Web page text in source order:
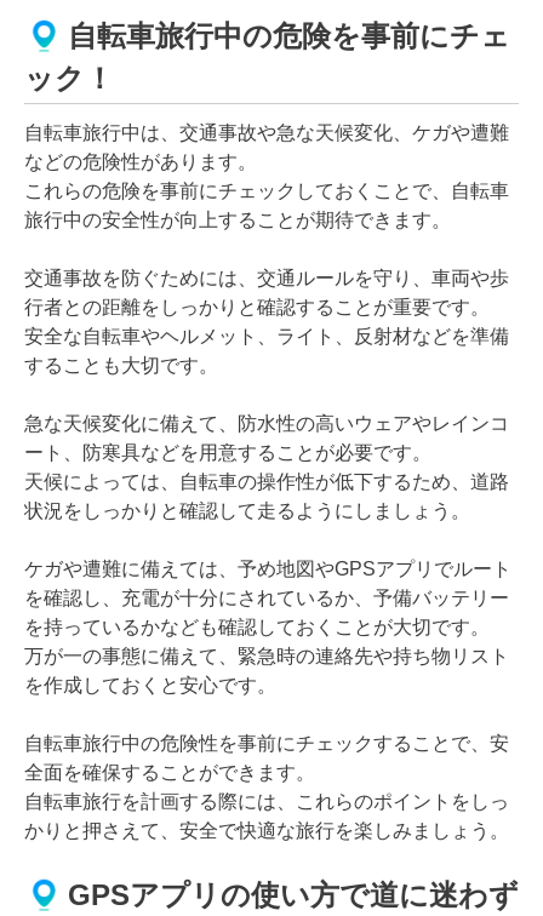
自転車旅行中の危険を事前にチェ
ック！
自転車旅行中は、交通事故や急な天候変化、ケガや遭難
などの危険性があります。
これらの危険を事前にチェックしておくことで、自転車
旅行中の安全性が向上することが期待できます。
交通事故を防ぐためには、交通ルールを守り、車両や歩
行者との距離をしっかりと確認することが重要です。
安全な自転車やヘルメット、ライト、反射材などを準備
することも大切です。
急な天候変化に備えて、防水性の高いウェアやレインコ
ート、防寒具などを用意することが必要です。
天候によっては、自転車の操作性が低下するため、道路
状況をしっかりと確認して走るようにしましょう。
ケガや遭難に備えては、予め地図やGPSアプリでルート
を確認し、充電が十分にされているか、予備バッテリー
を持っているかなども確認しておくことが大切です。
万が一の事態に備えて、緊急時の連絡先や持ち物リスト
を作成しておくと安心です。
自転車旅行中の危険性を事前にチェックすることで、安
全面を確保することができます。
自転車旅行を計画する際には、これらのポイントをしっ
かりと押さえて、安全で快適な旅行を楽しみましょう。
GPSアプリの使い方で道に迷わず